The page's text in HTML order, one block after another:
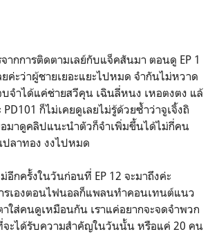
ากการติดตามเลย์กับแจ็คสันมา ตอนดู EP 1
ยค่ะว่าผู้ชายเยอะแยะไปหมด จำกันไม่หวาด
จำได้แค่ช่ายสวีคุน เฉินลี่หนง เหอตงตง แล้
PD101 ก็ไม่เคยดูเลยไม่รู้ด้วยซ้ำว่าจูเจิ้งถิ
มาดูคลิปแนะนำตัวก็จำเพิ่มขึ้นได้ไม่กี่คน
ปลาทอง งงไปหมด
อีกครั้งในวันก่อนที่ EP 12 จะมาถึงค่ะ
รเองตอนไฟนอลก็แพลนทำคอนเทนต์แนว
ใส่คนดูเหมือนกัน เราแค่อยากจะจดจำพวก
จะได้รับความสำคัญในวันนั้น หรือแค่ 20 คน